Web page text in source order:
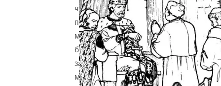
что
палец
можно
было
заложить
между